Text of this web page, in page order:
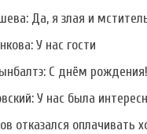
Фото Екатерины
Колисниченко
Да, я злая и
У нас гости
С днём рождения!
У нас была
отказался оплачивать